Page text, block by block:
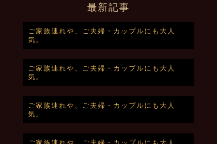
最新記事
ご家族連れや、ご夫婦・カップルにも大人
気。
ご家族連れや、ご夫婦・カップルにも大人
気。
ご家族連れや、ご夫婦・カップルにも大人
気。